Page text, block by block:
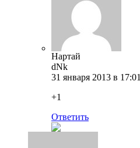
Нартай
dNk
31 января 2013 в 17:01
+1
Ответить